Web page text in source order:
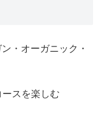
・オーガニック・
スを楽しむ